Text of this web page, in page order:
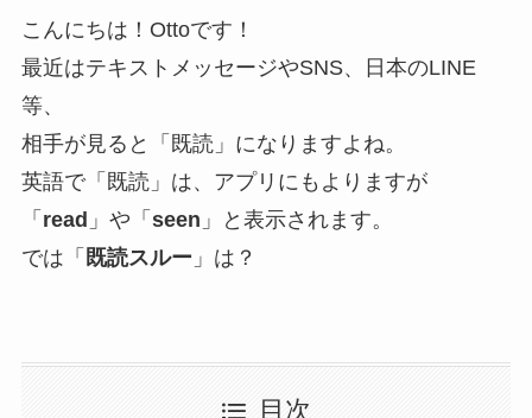
こんにちは！Ottoです！
最近はテキストメッセージやSNS、日本のLINE
等、
相手が見ると「既読」になりますよね。
英語で「既読」は、アプリにもよりますが
「 read 」や「 seen 」と表示されます。
では「 既読スルー 」は？
目次